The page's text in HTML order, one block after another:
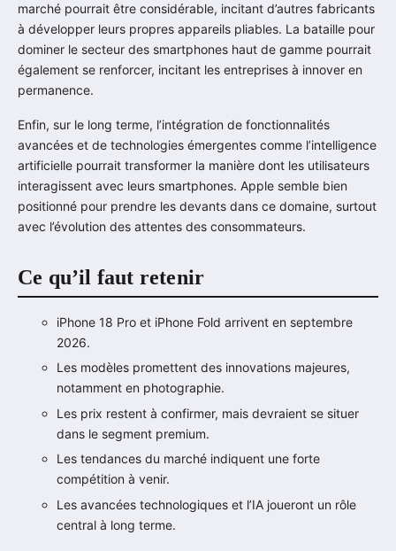
marché pourrait être considérable, incitant d’autres fabricants
à développer leurs propres appareils pliables. La bataille pour
dominer le secteur des smartphones haut de gamme pourrait
également se renforcer, incitant les entreprises à innover en
permanence.
Enfin, sur le long terme, l’intégration de fonctionnalités
avancées et de technologies émergentes comme l’intelligence
artificielle pourrait transformer la manière dont les utilisateurs
interagissent avec leurs smartphones. Apple semble bien
positionné pour prendre les devants dans ce domaine, surtout
avec l’évolution des attentes des consommateurs.
Ce qu’il faut retenir
iPhone 18 Pro et iPhone Fold arrivent en septembre
2026.
Les modèles promettent des innovations majeures,
notamment en photographie.
Les prix restent à confirmer, mais devraient se situer
dans le segment premium.
Les tendances du marché indiquent une forte
compétition à venir.
Les avancées technologiques et l’IA joueront un rôle
central à long terme.